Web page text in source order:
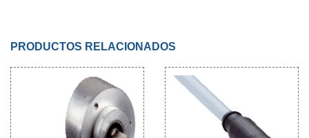
PRODUCTOS RELACIONADOS